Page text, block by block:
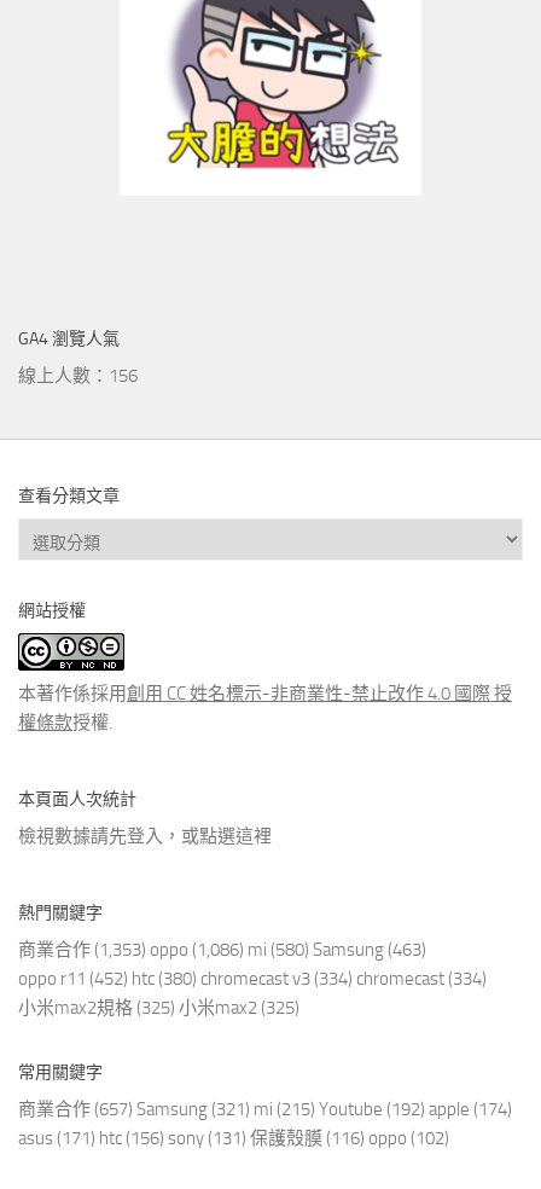
GA4 瀏覽人氣
線上人數：156
查看分類文章
查
看
類
文
章
網站授權
本著作係採用創用 CC 姓名標示-非商業性-禁止改作 4.0 國際 授
權條款授權.
本頁面人次統計
檢視數據請先登入，或點選這裡
熱門關鍵字
商業合作 (1,353) oppo (1,086) mi (580) Samsung (463)
oppo r11 (452) htc (380) chromecast v3 (334) chromecast (334)
小米max2規格 (325) 小米max2 (325)
常用關鍵字
商業合作 (657) Samsung (321) mi (215) Youtube (192) apple (174)
asus (171) htc (156) sony (131) 保護殼膜 (116) oppo (102)